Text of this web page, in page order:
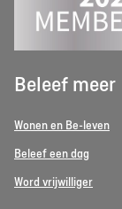
Beleef meer
Wonen en Be-leven
Beleef een dag
Word vrijwilliger